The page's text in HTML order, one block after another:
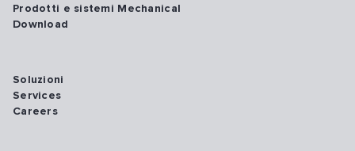
Prodotti e sistemi Mechanical
Download
Soluzioni
Services
Careers